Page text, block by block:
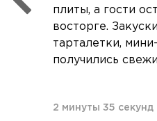
плиты, а гости
восторге.
тарталетки,
получились
2 минуты 35 секунд